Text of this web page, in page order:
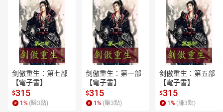
剑傲重生：第七部
【電子書】
$315
1 % (賺3點)
剑傲重生：第一部
【電子書】
$315
1 % (賺3點)
剑傲重生：第五部
【電子書】
$315
1 % (賺3點)